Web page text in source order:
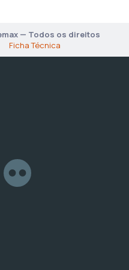
— Todos os direitos
Ficha Técnica